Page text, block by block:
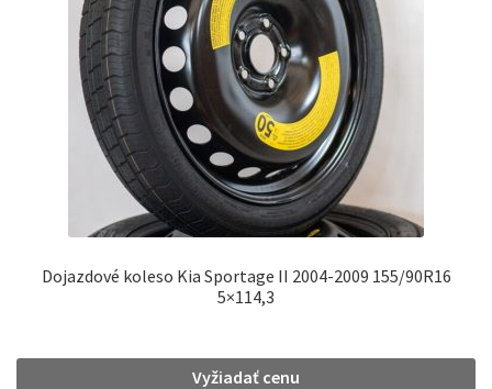
Dojazdové koleso Kia Sportage II 2004-2009 155/90R16
5×114,3
Vyžiadať cenu